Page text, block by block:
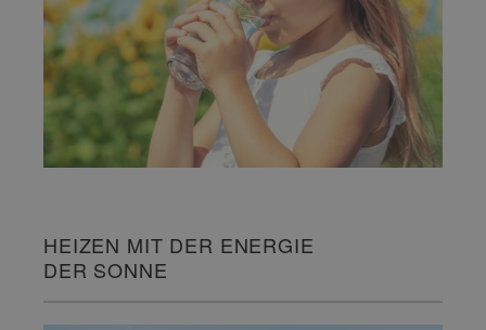
HEIZEN MIT DER ENERGIE
DER SONNE